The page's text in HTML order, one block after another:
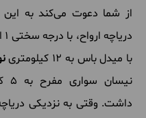
از شما دعوت می‌کند به این
با میدل باس به 12 کیلومتری
نیسان سواری مفرح به 5 کیلومتری روستای
داشت. وقتی به نزدیکی